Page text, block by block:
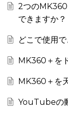
2つのMK360
できますか？
どこで使用
MK360＋を
MK360＋を
YouTubeの